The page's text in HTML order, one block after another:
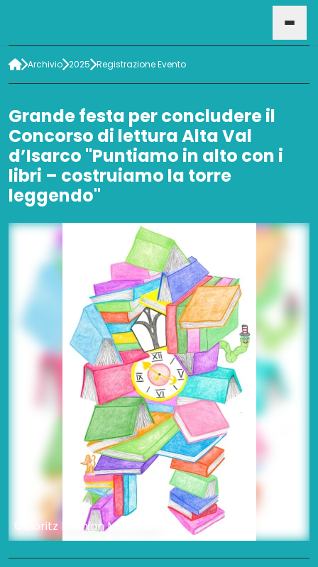
HOME
EVENTI
Archivio 2025 Registrazione Evento
Grande festa per concludere il
Concorso di lettura Alta Val
d’Isarco "Puntiamo in alto con i
libri – costruiamo la torre
leggendo"
©Moritz Demian Morandini